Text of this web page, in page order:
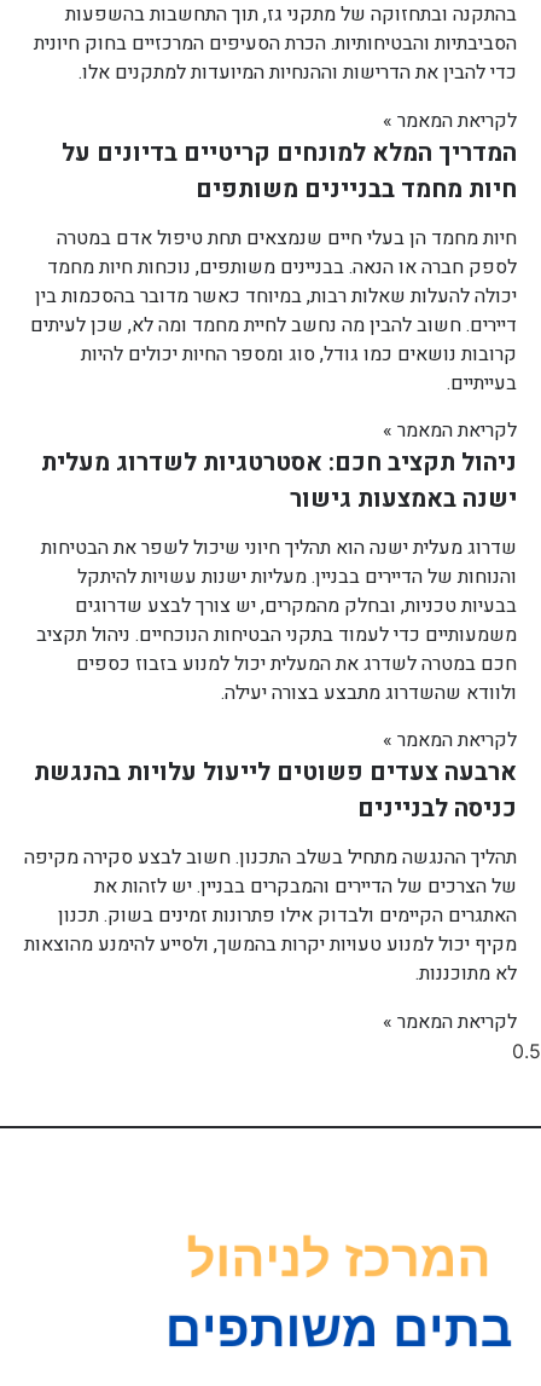
בהתקנה ובתחזוקה של מתקני גז, תוך התחשבות בהשפעות
הסביבתיות והבטיחותיות. הכרת הסעיפים המרכזיים בחוק חיונית
כדי להבין את הדרישות וההנחיות המיועדות למתקנים אלו.
לקריאת המאמר »
המדריך המלא למונחים קריטיים בדיונים על
חיות מחמד בבניינים משותפים
חיות מחמד הן בעלי חיים שנמצאים תחת טיפול אדם במטרה
לספק חברה או הנאה. בבניינים משותפים, נוכחות חיות מחמד
יכולה להעלות שאלות רבות, במיוחד כאשר מדובר בהסכמות בין
דיירים. חשוב להבין מה נחשב לחיית מחמד ומה לא, שכן לעיתים
קרובות נושאים כמו גודל, סוג ומספר החיות יכולים להיות
בעייתיים.
לקריאת המאמר »
ניהול תקציב חכם: אסטרטגיות לשדרוג מעלית
ישנה באמצעות גישור
שדרוג מעלית ישנה הוא תהליך חיוני שיכול לשפר את הבטיחות
והנוחות של הדיירים בבניין. מעליות ישנות עשויות להיתקל
בבעיות טכניות, ובחלק מהמקרים, יש צורך לבצע שדרוגים
משמעותיים כדי לעמוד בתקני הבטיחות הנוכחיים. ניהול תקציב
חכם במטרה לשדרג את המעלית יכול למנוע בזבוז כספים
ולוודא שהשדרוג מתבצע בצורה יעילה.
לקריאת המאמר »
ארבעה צעדים פשוטים לייעול עלויות בהנגשת
כניסה לבניינים
תהליך ההנגשה מתחיל בשלב התכנון. חשוב לבצע סקירה מקיפה
של הצרכים של הדיירים והמבקרים בבניין. יש לזהות את
האתגרים הקיימים ולבדוק אילו פתרונות זמינים בשוק. תכנון
מקיף יכול למנוע טעויות יקרות בהמשך, ולסייע להימנע מהוצאות
לא מתוכננות.
לקריאת המאמר »